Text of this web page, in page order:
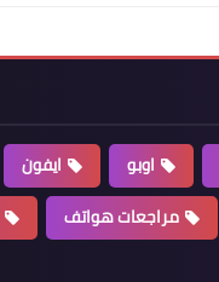
اوبو ايفون
مراجعات هواتف